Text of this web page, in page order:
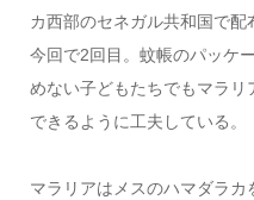
カ西部のセネガル共和国で
今回で2回目。蚊帳のパッケ
めない子どもたちでもマラ
できるように工夫している。
マラリアはメスのハマダラ